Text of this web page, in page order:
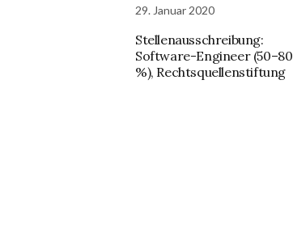
29. Januar 2020
Stellenausschreibung:
Software-Engineer (50–80
%), Rechtsquellenstiftung